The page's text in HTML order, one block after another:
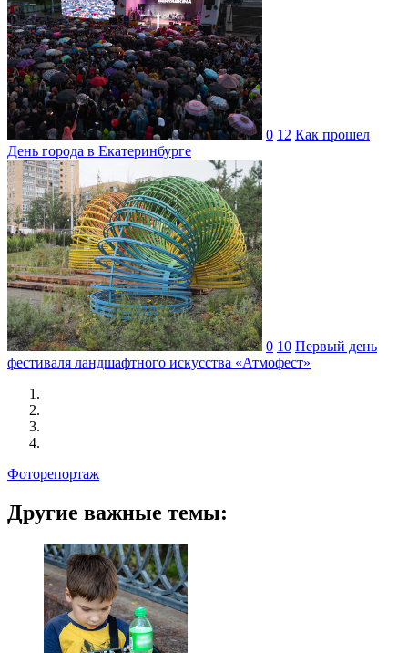
0 12 Как прошел
День города в Екатеринбурге
0 10 Первый день
фестиваля ландшафтного искусства «Атмофест»
Фоторепортаж
Другие важные темы: